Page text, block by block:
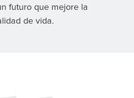
futuro que mejore la
de vida.